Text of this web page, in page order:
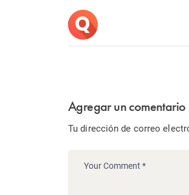
Agregar un comentario
Tu dirección de correo